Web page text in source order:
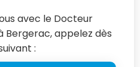
avec le Docteur
appelez dès
: